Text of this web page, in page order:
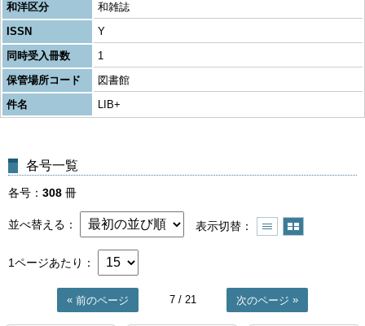
和洋区分
和雑誌
ISSN
Y
同時受入冊数
1
保管場所コード
図書館
件名
LIB+
各号一覧
各号 308 冊
並べ替える 表示切替
1ページあたり
前のページ 7/ 21 次のページ